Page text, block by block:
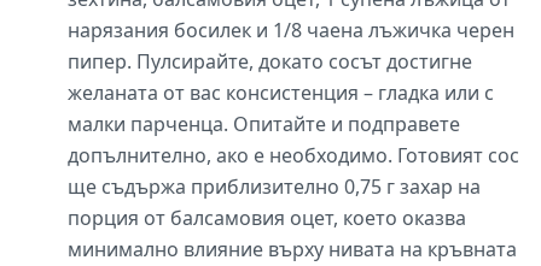
нарязания босилек и 1/8 чаена лъжичка черен
пипер. Пулсирайте, докато сосът достигне
желаната от вас консистенция – гладка или с
малки парченца. Опитайте и подправете
допълнително, ако е необходимо. Готовият сос
ще съдържа приблизително 0,75 г захар на
порция от балсамовия оцет, което оказва
минимално влияние върху нивата на кръвната